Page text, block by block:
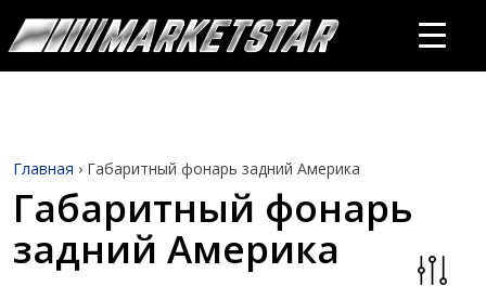
Главная › Габаритный фонарь задний Америка
Габаритный фонарь
задний Америка